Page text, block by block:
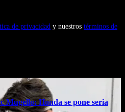
de privacidad y nuestros términos de
Mugello: Honda se pone seria